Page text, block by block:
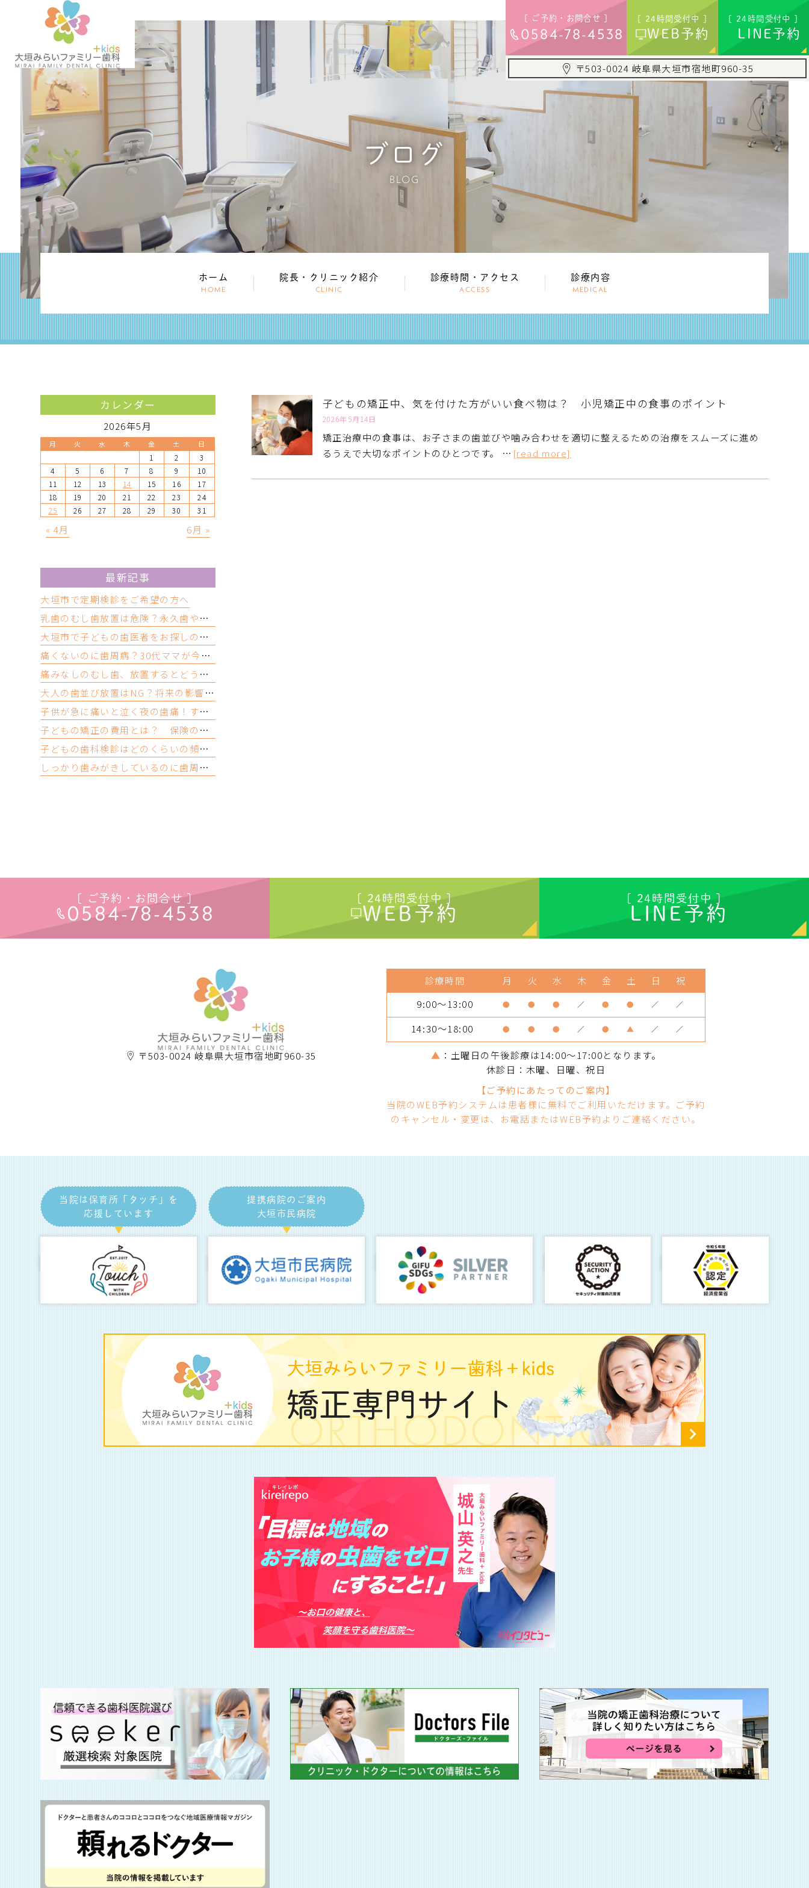
[ ご予約・お問合せ ]
0584-78-4538
[ 24時間受付中 ]
WEB予約
[ 24時間受付中 ]
LINE予約
〒503-0024 岐阜県大垣市宿地町960-35
ブログ
BLOG
ホーム
HOME
院長・クリニック紹介
CLINIC
診療時間・アクセス
ACCESS
診療内容
MEDICAL
子どもの矯正中、気を付けた方がいい食べ物は？ 小児矯正中の食事のポイント
2026年5月14日
矯正治療中の食事は、お子さまの歯並びや噛み合わせを適切に整えるための治療をスムーズに進め
るうえで大切なポイントのひとつです。 … [read more]
カレンダー
2026年5月
月 火 水 木 金 土 日
1 2
3
4
5 6 7 8 9
10
11
12 13 14 15 16
17
18
19 20 21 22 23
24
25
26 27 28 29 30 31
« 4月 6月 »
最新記事
大垣市で定期検診をご希望の方へ
乳歯のむし歯放置は危険？永久歯や歯並びへの影響と受診の目安
大垣市で子どもの歯医者をお探しの方へ｜歯医者嫌いにならないために大切なこと
痛くないのに歯周病？30代ママが今すぐできるセルフチェックと受診目安
痛みなしのむし歯、放置するとどうなる？忙しいママが受診すべき理由
大人の歯並び放置はNG？将来の影響・リスクと今できるむし歯予防
子供が急に痛いと泣く夜の歯痛！すぐできる応急処置と受診の目安
子どもの矯正の費用とは？ 保険の適用と値段の相場について
子どもの歯科検診はどのくらいの頻度？ 歯医者では何をする？
しっかり歯みがきしているのに歯周病？ 歯ぎしりや食いしばりも原因って本当？
[ ご予約・お問合せ ]
0584-78-4538
[ 24時間受付中 ]
WEB予約
[ 24時間受付中 ]
LINE予約
〒503-0024 岐阜県大垣市宿地町960-35
診療時間 月 火 水 木 金 土 日
祝
9:00～13:00
● ● ● ／ ● ● ／ ／
14:30～18:00 ● ● ● ／ ● ▲ ／ ／
▲ ：土曜日の午後診療は14:00～17:00となります。
休診日：木曜、日曜、祝日
【ご予約にあたってのご案内】
当院のWEB予約システムは患者様に無料でご利用いただけます。ご予約
のキャンセル・変更は、お電話またはWEB予約よりご連絡ください。
当院は保育所「タッチ」を
応援しています
提携病院のご案内
大垣市民病院